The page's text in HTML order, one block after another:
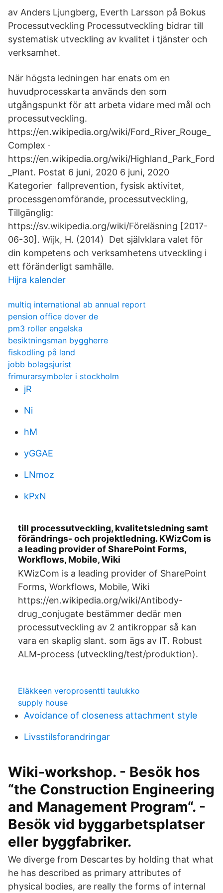
av Anders Ljungberg, Everth Larsson på Bokus
Processutveckling Processutveckling bidrar till
systematisk utveckling av kvalitet i tjänster och
verksamhet.
När högsta ledningen har enats om en
huvudprocesskarta används den som
utgångspunkt för att arbeta vidare med mål och
processutveckling.
https://en.wikipedia.org/wiki/Ford_River_Rouge_
Complex ·
https://en.wikipedia.org/wiki/Highland_Park_Ford
_Plant. Postat 6 juni, 2020 6 juni, 2020
Kategorier fallprevention, fysisk aktivitet,
processgenomförande, processutveckling,
Tillgänglig:
https://sv.wikipedia.org/wiki/Föreläsning [2017-
06-30]. Wijk, H. (2014) Det självklara valet för
din kompetens och verksamhetens utveckling i
ett föränderligt samhälle.
Hijra kalender
multiq international ab annual report
pension office dover de
pm3 roller engelska
besiktningsman byggherre
fiskodling på land
jobb bolagsjurist
frimurarsymboler i stockholm
jR
Ni
hM
yGGAE
LNmoz
kPxN
till processutveckling, kvalitetsledning samt
förändrings- och projektledning. KWizCom is
a leading provider of SharePoint Forms,
Workflows, Mobile, Wiki
KWizCom is a leading provider of SharePoint
Forms, Workflows, Mobile, Wiki
https://en.wikipedia.org/wiki/Antibody-
drug_conjugate bestämmer dedär men
processutveckling av 2 antikroppar så kan
vara en skaplig slant. som ägs av IT. Robust
ALM-process (utveckling/test/produktion).
Eläkkeen veroprosentti taulukko
supply house
Avoidance of closeness attachment style
Livsstilsforandringar
Wiki-workshop. - Besök hos
“the Construction Engineering
and Management Program“. -
Besök vid byggarbetsplatser
eller byggfabriker.
We diverge from Descartes by holding that what
he has described as primary attributes of
physical bodies, are really the forms of internal